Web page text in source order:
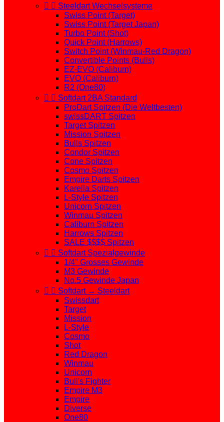
  Steeldart Wechselsysteme
Swiss Point (Target)
Swiss Point (Target Japan)
Turbo Point (Shot)
Quick Point (Harrows)
Switch Point (Winmau-Red Dragon)
Convertible Points (Bulls)
EZ-EVO (Caliburn)
EVO (Caliburn)
R2 (One80)
  Softdart 2BA Standard
ProDart Spitzen (Die Weltbesten)
swissDART Spitzen
Target Spitzen
Mission Spitzen
Bulls Spitzen
Condor Spitzen
Cone Spitzen
Cosmo Spitzen
Empire Darts Spitzen
Karella Spitzen
L-Style Spitzen
Unicorn Spitzen
Winmau Spitzen
Caliburn Spitzen
Harrows Spitzen
SALE $$$$ Spitzen
  Softdart Spezialgewinde
1/4" Grosses Gewinde
M3 Gewinde
No.5 Gewinde Japan
  Softdart → Steeldart
Swissdart
Target
Mission
L-Style
Cosmo
Shot
Red Dragon
Winmau
Unicorn
Bull's Fighter
Empire M3
Empire
Diverse
One80